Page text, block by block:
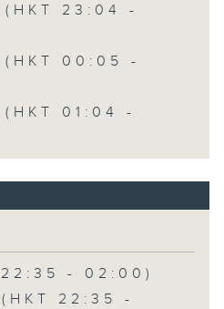
(HKT 23:04 -
(HKT 00:05 -
(HKT 01:04 -
- 02:00)
(HKT 22:35 -